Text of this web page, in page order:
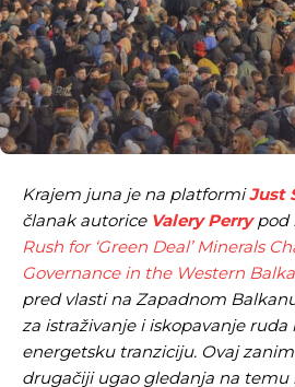
Krajem juna je na platformiJust
članak autorice Valery Perrypod
Rush for ‘Green Deal’ Minerals
Governance in the Western
pred vlasti na Zapadnom
za istraživanje i iskopavanje
energetsku tranziciju. Ovaj
drugačiji ugao gledanja na temu